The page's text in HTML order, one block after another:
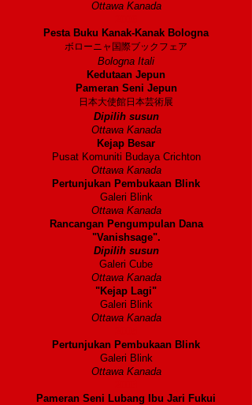
Ottawa Kanada
Pesta Buku Kanak-Kanak Bologna
ボローニャ国際ブックフェア
Bologna Itali
Kedutaan Jepun
Pameran Seni Jepun
日本大使館日本芸術展
Dipilih susun
Ottawa Kanada
Kejap Besar
Pusat Komuniti Budaya Crichton
Ottawa Kanada
Pertunjukan Pembukaan Blink
Galeri Blink
Ottawa Kanada
Rancangan Pengumpulan Dana
"Vanishsage".
Dipilih susun
Galeri Cube
Ottawa Kanada
"Kejap Lagi"
Galeri Blink
Ottawa Kanada
Pertunjukan Pembukaan Blink
Galeri Blink
Ottawa Kanada
Pameran Seni Lubang Ibu Jari Fukui